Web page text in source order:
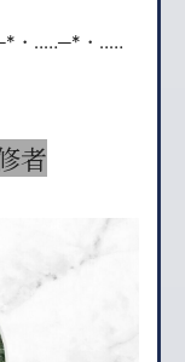
・‥…─*・‥…
者